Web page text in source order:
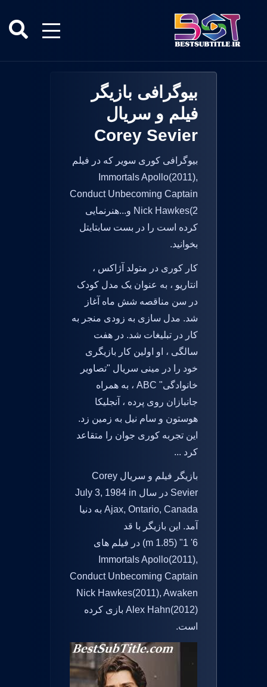
بیوگرافی بازیگر
فیلم و سریال
Corey Sevier
بیوگرافی کوری سویر که در فیلم
Immortals Apollo(2011),
Conduct Unbecoming Captain
Nick Hawkes(2 و...هنرنمایی
کرده است را در بست سابتایتل
بخوانید.
کار کوری در متولد آژاکس ،
انتاریو ، به عنوان یک مدل کودک
در سن مناقصه شش ماه آغاز
شد. مدل سازی به زودی منجر به
کار در تبلیغات شد. در هفت
سالگی ، او اولین کار بازیگری
خود را در مینی سریال "تصاویر
خانوادگی" ABC ، به همراه
جانبازان روی پرده ، آنجلیکا
هوستون و سام نیل به زمین زد.
این تجربه کوری جوان را متقاعد
کرد ...
بازیگر فیلم و سریال Corey
Sevier در سال July 3, 1984 in
Ajax, Ontario, Canada به دنیا
آمد. این بازیگر با قد
6' 1" (1.85 m) در فیلم های
Immortals Apollo(2011),
Conduct Unbecoming Captain
Nick Hawkes(2011), Awaken
Alex Hahn(2012) بازی کرده
است.